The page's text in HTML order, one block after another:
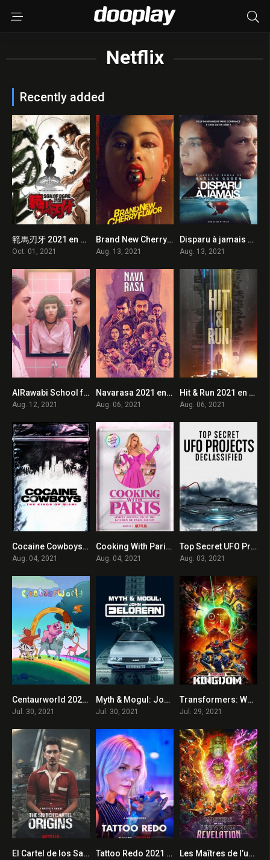
Netflix
Recently added
0
範馬刃牙 2021 en Streaming HD Gratuit !
Oct. 01, 2021
0Brand New Cherry Flavor 2021 en Streaming HD Gratuit !
Aug. 13, 2021
0
Disparu à jamais 2021 en Streaming HD Gratuit !
Aug. 13, 2021
0AlRawabi School for Girls 2021 en Streaming HD Gratuit !
Aug. 12, 2021
0Navarasa 2021 en Streaming HD Gratuit !
Aug. 06, 2021
0
Hit & Run 2021 en Streaming HD Gratuit !
Aug. 06, 2021
0Cocaine Cowboys: The Kings of Miami 2021 en Streaming HD Gratuit !
Aug. 04, 2021
0Cooking With Paris 2021 en Streaming HD Gratuit !
Aug. 04, 2021
0Top Secret UFO Projects: Declassified 2021 en Streaming HD Gratuit !
Aug. 03, 2021
0Centaurworld 2021 en Streaming HD Gratuit !
Jul. 30, 2021
0
Myth & Mogul: John DeLorean 2021 en Streaming HD Gratuit !
Jul. 30, 2021
0
Transformers: War for Cybertron: Kingdom 2021 en Streaming HD Gratuit !
Jul. 29, 2021
0El Cartel de los Sapos – El Origen 2021 en Streaming HD Gratuit ! 0Tattoo Redo 2021 en Streaming HD Gratuit ! 7.2Les Maîtres de l’univers : Révélation 2021 en Streaming HD Gratuit !